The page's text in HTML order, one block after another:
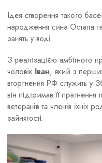
Ідея створення такого
народження сина Остапа
занять у воді.
З реалізацією амбітного
чоловік Іван, який з
вторгнення РФ служить у
він підтримав її
ветеранів та членів
зайнятості.